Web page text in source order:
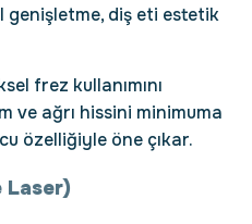
genişletme, diş eti estetik
frez kullanımını
ve ağrı hissini minimuma
özelliğiyle öne çıkar.
Laser)